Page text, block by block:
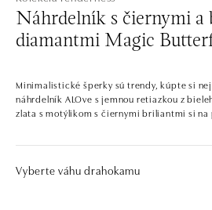
Náhrdelník s čiernymi a
diamantmi Magic
Minimalistické šperky sú trendy, kúpte si
náhrdelník ALOve s jemnou retiazkou z
zlata s motýlikom s čiernymi briliantmi si na
Vyberte váhu drahokamu